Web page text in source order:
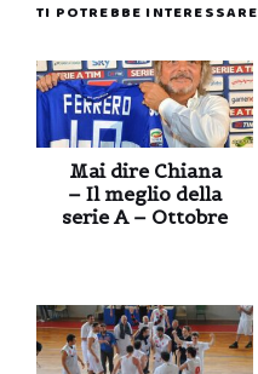
TI POTREBBE INTERESSARE
Mai dire Chiana
– Il meglio della
serie A – Ottobre